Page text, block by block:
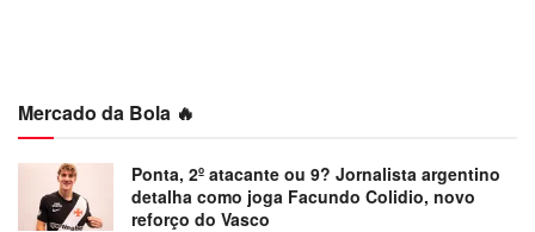
Mercado da Bola 🔥
Ponta, 2º atacante ou 9? Jornalista argentino
detalha como joga Facundo Colidio, novo
reforço do Vasco